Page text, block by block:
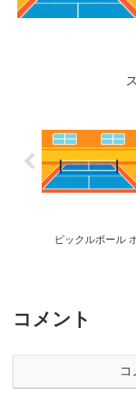
ピックルボール
コメント
コ